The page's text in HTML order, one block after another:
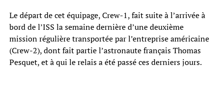
Le départ de cet équipage, Crew-1, fait suite à l’arrivée à
bord de l’ISS la semaine dernière d’une deuxième
mission régulière transportée par l’entreprise américaine
(Crew-2), dont fait partie l’astronaute français Thomas
Pesquet, et à qui le relais a été passé ces derniers jours.